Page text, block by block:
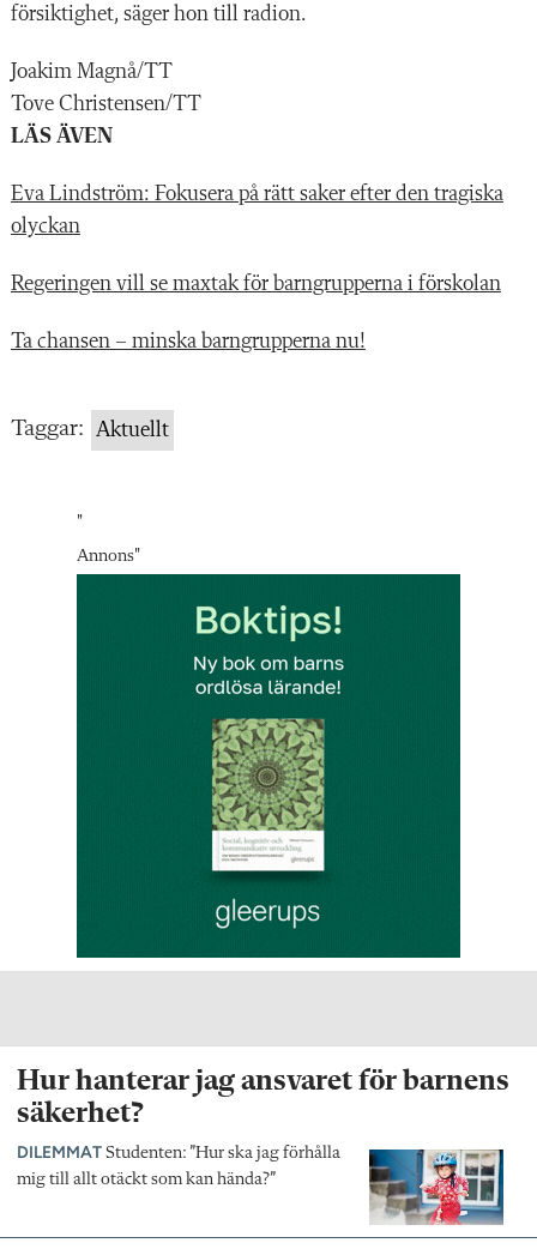
försiktighet, säger hon till radion.
Joakim Magnå/TT
Tove Christensen/TT
LÄS ÄVEN
Eva Lindström: Fokusera på rätt saker efter den tragiska
olyckan
Regeringen vill se maxtak för barngrupperna i förskolan
Ta chansen – minska barngrupperna nu!
Taggar: Aktuellt
"
Annons"
Hur hanterar jag ansvaret för barnens
säkerhet?
DILEMMAT Studenten: ”Hur ska jag förhålla
mig till allt otäckt som kan hända?”